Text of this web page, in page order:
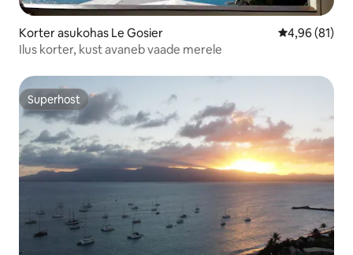
Korter asukohas Le Gosier Keskmine
4,96 (81)
Ilus korter, kust avaneb vaade merele
Superhost
Superhost